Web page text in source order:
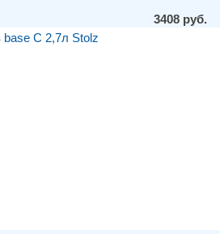
3408 руб.